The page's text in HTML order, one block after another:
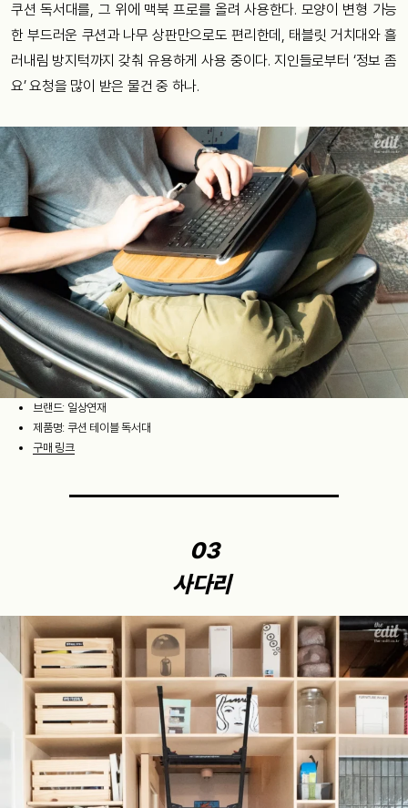
쿠션 독서대를, 그 위에 맥북 프로를 올려 사용한다. 모양이 변형 가능
한 부드러운 쿠션과 나무 상판만으로도 편리한데, 태블릿 거치대와 흘
러내림 방지턱까지 갖춰 유용하게 사용 중이다. 지인들로부터 ‘정보 좀
요’ 요청을 많이 받은 물건 중 하나.
브랜드: 일상연재
제품명: 쿠션 테이블 독서대
구매 링크
03
사다리